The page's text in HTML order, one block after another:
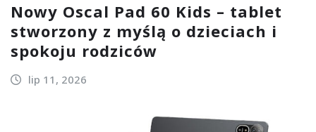
Nowy Oscal Pad 60 Kids – tablet
stworzony z myślą o dzieciach i
spokoju rodziców
lip 11, 2026